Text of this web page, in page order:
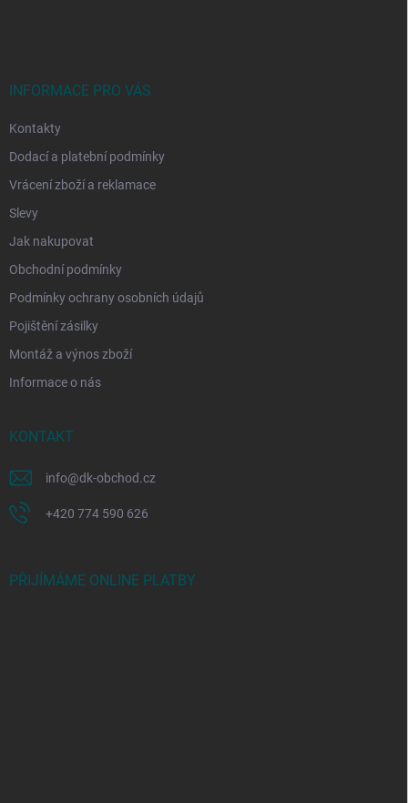
INFORMACE PRO VÁS
Kontakty
Dodací a platební podmínky
Vrácení zboží a reklamace
Slevy
Jak nakupovat
Obchodní podmínky
Podmínky ochrany osobních údajů
Pojištění zásilky
Montáž a výnos zboží
Informace o nás
KONTAKT
info@dk-obchod.cz
+420 774 590 626
PŘIJÍMÁME ONLINE PLATBY